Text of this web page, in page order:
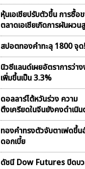
หุ้นเอเชียปรับตัวขึ้น การซื้อ
ตลาดเอเชียเกิดการผันผวน
สปอตทองคำทะลุ 1800 จุ
นิวซีแลนด์เผยอัตราการว่า
เพิ่มขึ้นเป็น 3.3%
ดอลลาร์ไต้หวันร่วง ความ
ตึงเครียดในจีนยังคงดำเนิ
ทองคำทรงตัวจับตาเฟดขึ้น
ดอกเบี้ย
ดัชนี Dow Futures ปิดบ